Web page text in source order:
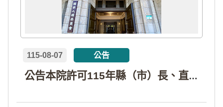
公告本院許可115年縣（市）長、直轄市議員、縣（市）議員擬參選人開立政治獻金專戶共計4戶。各專戶得收受政治獻金期間為自專戶許可設立日起至115年11月27日止，專戶名冊詳如附件。
115-08-07 公告